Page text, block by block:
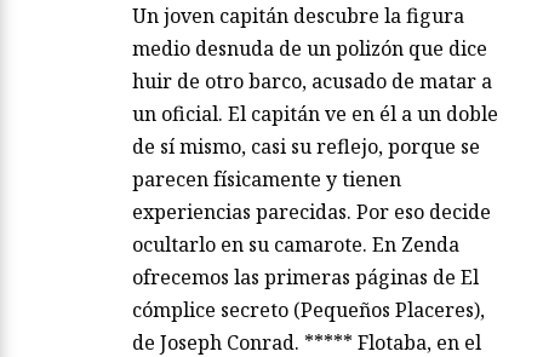
Un joven capitán descubre la figura
medio desnuda de un polizón que dice
huir de otro barco, acusado de matar a
un oficial. El capitán ve en él a un doble
de sí mismo, casi su reflejo, porque se
parecen físicamente y tienen
experiencias parecidas. Por eso decide
ocultarlo en su camarote. En Zenda
ofrecemos las primeras páginas de El
cómplice secreto (Pequeños Placeres),
de Joseph Conrad. ***** Flotaba, en el